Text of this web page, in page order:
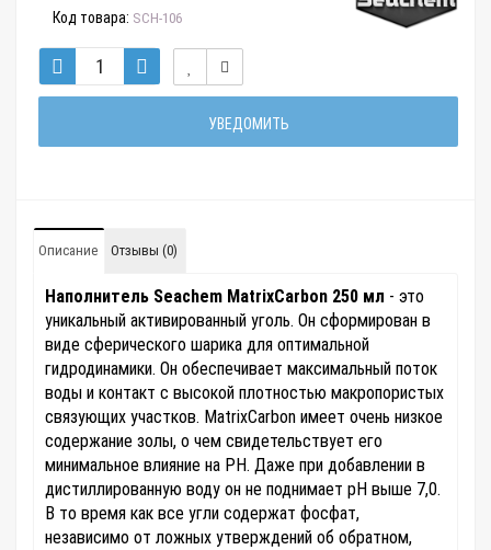
Код товара: SCH-106
УВЕДОМИТЬ
Описание Отзывы (0)
Наполнитель Seachem MatrixCarbon 250 мл - это
уникальный активированный уголь. Он сформирован в
виде сферического шарика для оптимальной
гидродинамики. Он обеспечивает максимальный поток
воды и контакт с высокой плотностью макропористых
связующих участков. MatrixCarbon имеет очень низкое
содержание золы, о чем свидетельствует его
минимальное влияние на РН. Даже при добавлении в
дистиллированную воду он не поднимает рН выше 7,0.
В то время как все угли содержат фосфат,
независимо от ложных утверждений об обратном,